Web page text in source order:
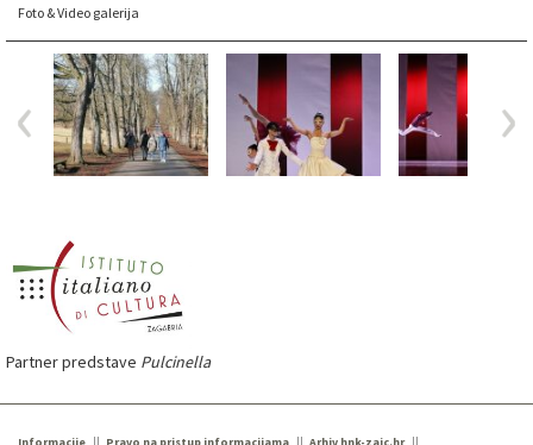
Foto & Video galerija
Partner predstave Pulcinella